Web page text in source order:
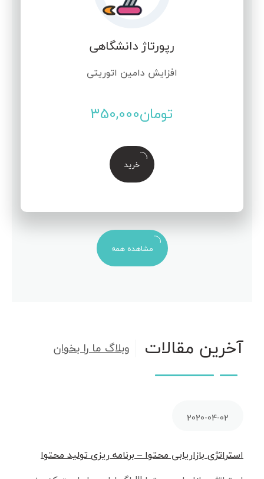
رپورتاژ دانشگاهی
افزایش دامین اتوریتی
تومان350,000
خرید
مشاهده همه
آخرین مقالات وبلاگ ما را بخوان
2020-04-02
استراتژی بازاریابی محتوا – برنامه ریزی تولید محتوا